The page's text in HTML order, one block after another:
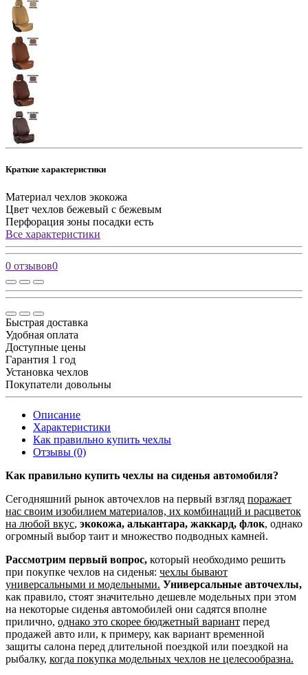
Краткие характеристики
Материал чехлов экокожа
Цвет чехлов бежевый с бежевым
Перфорация зоны посадки есть
Все характеристики
0 отзывов0
Быстрая доставка
Удобная оплата
Доступные цены
Гарантия 1 год
Установка чехлов
Покупатели довольны
Описание
Характеристики
Как правильно купить чехлы
Отзывы (0)
Как правильно купить чехлы на сиденья автомобиля?
Сегодняшний рынок авточехлов на первый взгляд поражает
нас своим изобилием материалов, их комбинаций и расцветок
на любой вкус, экокожа, алькантара, жаккард, флок, однако
огромный выбор таит и множество подводных камней.
Рассмотрим первый вопрос, который необходимо решить
при покупке чехлов на сиденья: чехлы бывают
универсальными и модельными. Универсальные авточехлы,
как правило, стоят значительно дешевле модельных при этом
на некоторые сиденья автомобилей они садятся вполне
прилично, однако это скорее бюджетный вариант перед
продажей авто или, к примеру, как вариант временной
защиты салона перед длительной поездкой или поездкой на
рыбалку, когда покупка модельных чехлов не целесообразна.